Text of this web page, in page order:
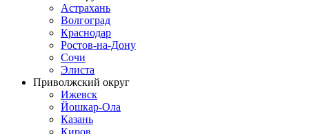
Астрахань
Волгоград
Краснодар
Ростов-на-Дону
Сочи
Элиста
Приволжский округ
Ижевск
Йошкар-Ола
Казань
Киров